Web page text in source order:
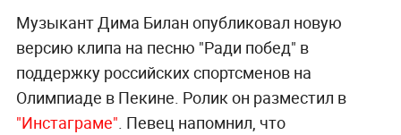
Музыкант Дима Билан опубликовал новую
версию клипа на песню "Ради побед" в
поддержку российских спортсменов на
Олимпиаде в Пекине. Ролик он разместил в
"Инстаграме" . Певец напомнил, что